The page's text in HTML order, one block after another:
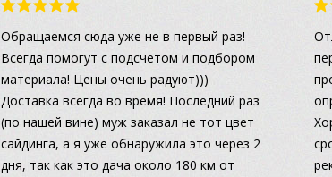
Обращаемся сюда уже не в первый раз!
Всегда помогут с подсчетом и подбором
материала! Цены очень радуют)))
Доставка всегда во время! Последний раз
(по нашей вине) муж заказал не тот цвет
сайдинга, а я уже обнаружила это через 2
дня, так как это дача около 180 км от